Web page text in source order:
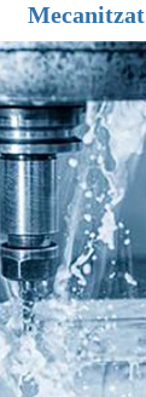
Mecanitzat